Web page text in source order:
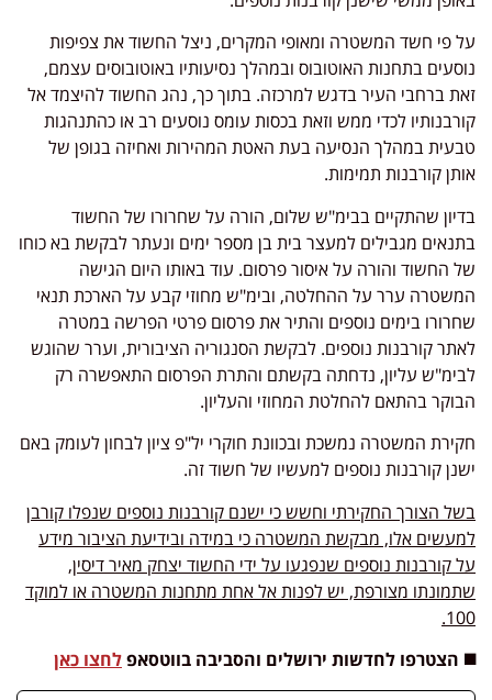
על פי חשד המשטרה ומאופי המקרים, ניצל החשוד את צפיפות
נוסעים בתחנות האוטובוס ובמהלך נסיעותיו באוטובוסים עצמם,
זאת ברחבי העיר בדגש למרכזה. בתוך כך, נהג החשוד להיצמד אל
קורבנותיו לכדי ממש וזאת בכסות עומס נוסעים רב או כהתנהגות
טבעית במהלך הנסיעה בעת האטת המהירות ואחיזה בגופן של
אותן קורבנות תמימות.
בדיון שהתקיים בבימ"ש שלום, הורה על שחרורו של החשוד
בתנאים מגבילים למעצר בית בן מספר ימים ונעתר לבקשת בא כוחו
של החשוד והורה על איסור פרסום. עוד באותו היום הגישה
המשטרה ערר על ההחלטה, ובימ"ש מחוזי קבע על הארכת תנאי
שחרורו בימים נוספים והתיר את פרסום פרטי הפרשה במטרה
לאתר קורבנות נוספים. לבקשת הסנגוריה הציבורית, וערר שהוגש
לבימ"ש עליון, נדחתה בקשתם והתרת הפרסום התאפשרה רק
הבוקר בהתאם להחלטת המחוזי והעליון.
חקירת המשטרה נמשכת ובכוונת חוקרי יל"פ ציון לבחון לעומק באם
ישנן קורבנות נוספים למעשיו של חשוד זה.
בשל הצורך החקירתי וחשש כי ישנם קורבנות נוספים שנפלו קורבן
למעשים אלו, מבקשת המשטרה כי במידה ובידיעת הציבור מידע
על קורבנות נוספים שנפגעו על ידי החשוד יצחק מאיר דיסין,
שתמונתו מצורפת, יש לפנות אל אחת מתחנות המשטרה או למוקד
100.
◼️ הצטרפו לחדשות ירושלים והסביבה בווטסאפלחצו כאן